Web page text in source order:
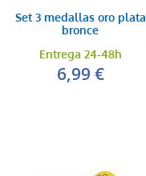
Set 3 medallas oro plata
bronce
Entrega 24-48h
6,99 €